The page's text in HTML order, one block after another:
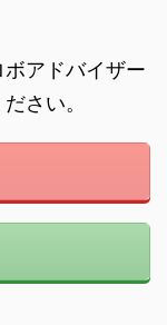
アドバイザー
さい。